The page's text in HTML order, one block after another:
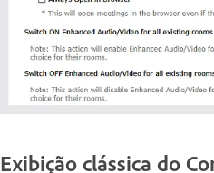
Exibição clássica do